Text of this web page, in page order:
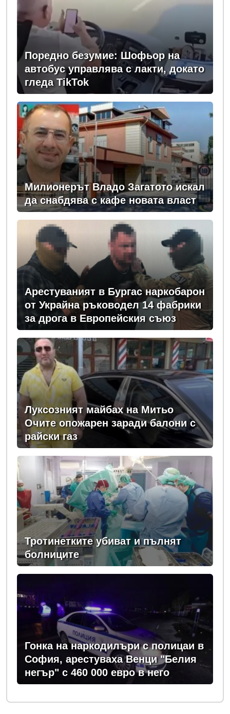
Поредно безумие: Шофьор на
автобус управлява с лакти, докато
гледа TikTok
Милионерът Владо Загатото искал
да снабдява с кафе новата власт
Арестуваният в Бургас наркобарон
от Украйна ръководел 14 фабрики
за дрога в Европейския съюз
Луксозният майбах на Митьо
Очите опожарен заради балони с
райски газ
Тротинетките убиват и пълнят
болниците
Гонка на наркодилъри с полицаи в
София, арестуваха Венци "Белия
негър" с 460 000 евро в него